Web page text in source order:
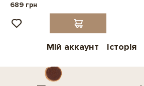
689 грн
Мій аккаунт Історія